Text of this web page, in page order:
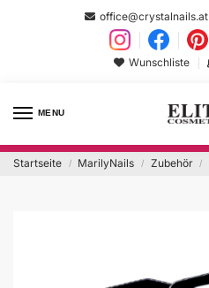
office@crystalnails.at
Wunschliste
MENU
Startseite / MarilyNails / Zubehör /